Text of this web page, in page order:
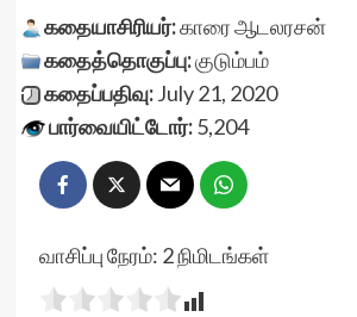
கதையாசிரியர்:காரை ஆடலரசன்
கதைத்தொகுப்பு:குடும்பம்
கதைப்பதிவு:July 21, 2020
பார்வையிட்டோர்:5,204
வாசிப்பு நேரம்: 2நிமிடங்கள்